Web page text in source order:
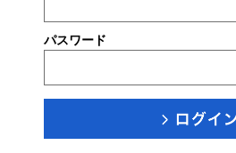
パスワード